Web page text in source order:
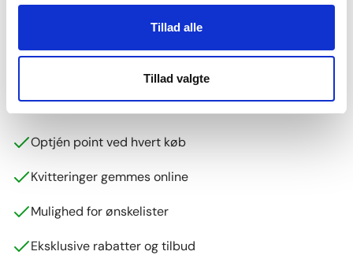
Tillad alle
Tillad valgte
+6.700 anmeldelser
Vores kunder giver os 4,8 ud af 5 stjerner
Bliv en del af IntimosKundeklub
Tilmeld dig nu og få500 point = 25 DKK!
Optjén point ved hvert køb
Kvitteringer gemmes online
Mulighed for ønskelister
Eksklusive rabatter og tilbud